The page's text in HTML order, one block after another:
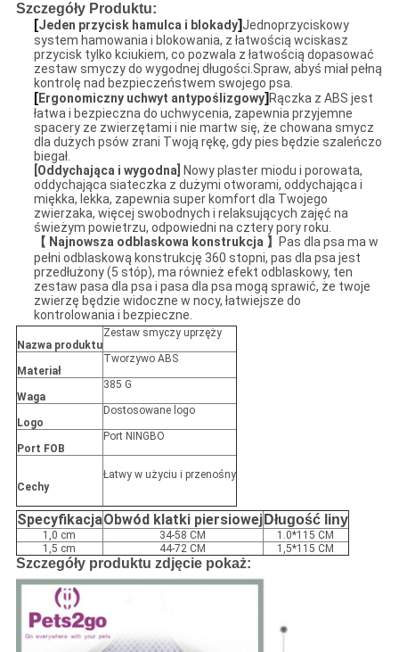
Szczegóły Produktu:
[Jeden przycisk hamulca i blokady]Jednoprzyciskowy
system hamowania i blokowania, z łatwością wciskasz
przycisk tylko kciukiem, co pozwala z łatwością dopasować
zestaw smyczy do wygodnej długości.Spraw, abyś miał pełną
kontrolę nad bezpieczeństwem swojego psa.
[Ergonomiczny uchwyt antypoślizgowy] Rączka z ABS jest
łatwa i bezpieczna do uchwycenia, zapewnia przyjemne
spacery ze zwierzętami i nie martw się, że chowana smycz
dla dużych psów zrani Twoją rękę, gdy pies będzie szaleńczo
biegał.
[Oddychająca i wygodna] Nowy plaster miodu i porowata,
oddychająca siateczka z dużymi otworami, oddychająca i
miękka, lekka, zapewnia super komfort dla Twojego
zwierzaka, więcej swobodnych i relaksujących zajęć na
świeżym powietrzu, odpowiedni na cztery pory roku.
【 Najnowsza odblaskowa konstrukcja 】
Pas dla psa ma w
pełni odblaskową konstrukcję 360 stopni, pas dla psa jest
przedłużony (5 stóp), ma również efekt odblaskowy, ten
zestaw pasa dla psa i pasa dla psa mogą sprawić, że twoje
zwierzę będzie widoczne w nocy, łatwiejsze do
kontrolowania i bezpieczne.
Nazwa produktu
Zestaw smyczy uprzęży
Materiał
Tworzywo ABS
Waga
385 G
Logo
Dostosowane logo
Port FOB
Port NINGBO
Cechy
Łatwy w użyciu i przenośny
SpecyfikacjaObwód klatki piersiowej Długość liny
1,0 cm 34-58 CM
1.0*115 CM
1,5 cm
44-72 CM 1,5*115 CM
Szczegóły produktu zdjęcie pokaż: